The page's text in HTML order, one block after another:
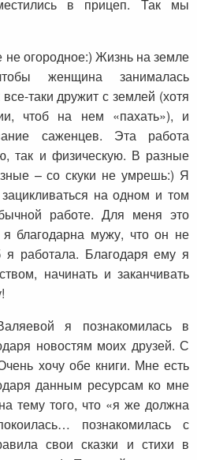
в прицеп. Так мы
не огородное:) Жизнь на земле
женщина занималась
таки дружит с землей (хотя
чтоб на нем «пахать»), и
саженцев. Эта работа
так и физическую. В разные
– со скуки не умрешь:) Я
на одном и том
работе. Для меня это
благодарна мужу, что он не
я работала. Благодаря ему я
начинать и заканчивать
я познакомилась в
новостям моих друзей. С
хочу обе книги. Мне есть
данным ресурсам ко мне
тему того, что «я же должна
познакомилась с
свои сказки и стихи в